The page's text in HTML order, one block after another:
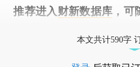
推荐进入 财新数据库 ，
本文共计590字